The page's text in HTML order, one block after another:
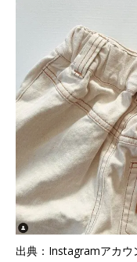
出典：Instagramアカウ